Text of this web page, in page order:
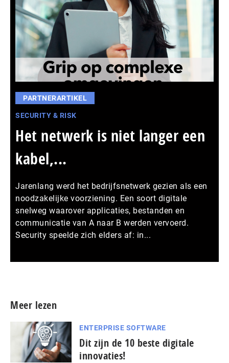
PARTNERARTIKEL
SECURITY & RISK
Het netwerk is niet langer een
kabel,...
Jarenlang werd het bedrijfsnetwerk gezien als een
noodzakelijke voorziening. Een soort digitale
snelweg waarover applicaties, bestanden en
communicatie van A naar B werden vervoerd.
Security speelde zich elders af: in...
Meer lezen
ENTERPRISE SOFTWARE
Dit zijn de 10 beste digitale
innovaties!